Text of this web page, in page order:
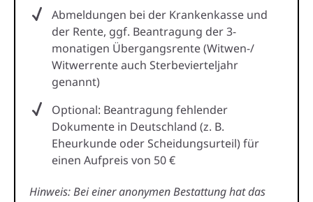
Abmeldungen bei der Krankenkasse und
der Rente, ggf. Beantragung der 3-
monatigen Übergangsrente (Witwen-/
Witwerrente auch Sterbevierteljahr
genannt)
Optional: Beantragung fehlender
Dokumente in Deutschland (z. B.
Eheurkunde oder Scheidungsurteil) für
einen Aufpreis von 50 €
Hinweis: Bei einer anonymen Bestattung hat das